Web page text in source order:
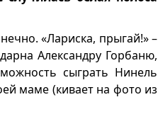
«Лариска, прыгай!» –
Александру Горбаню,
сыграть Нинель
маме (кивает на фото из